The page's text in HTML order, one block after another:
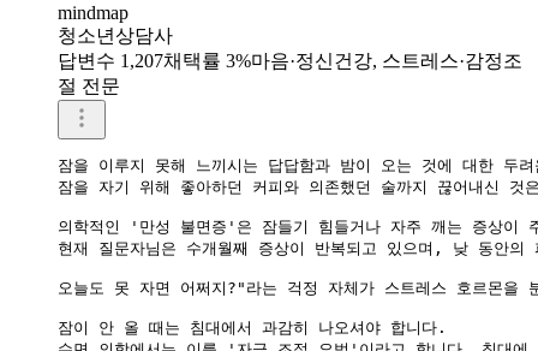
mindmap
청소년상담사
답변수 1,207채택률 3%마음·정신건강, 스트레스·감정조
절 전문
잠을 이루지 못해 느끼시는 답답함과 밤이 오는 것에 대한 두
잠을 자기 위해 좋아하던 커피와 의존했던 술까지 끊어내신
의학적인 '만성 불면증'은 잠들기 힘들거나 자주 깨는 증상
현재 질문자님은 수개월째 증상이 반복되고 있으며, 낮 동안
오늘도 못 자면 어쩌지?"라는 걱정 자체가 스트레스 호르몬
잠이 안 올 때는 침대에서 과감히 나오셔야 합니다.